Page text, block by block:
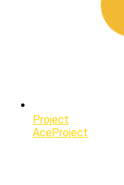
Project
AceProject